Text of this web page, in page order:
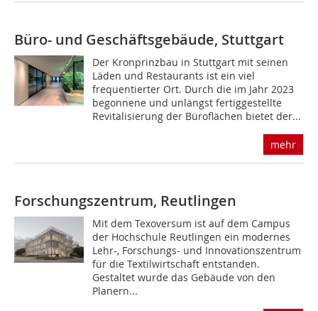
Büro- und Geschäftsgebäude, Stuttgart
Der Kronprinzbau in Stuttgart mit seinen
Läden und Restaurants ist ein viel
frequentierter Ort. Durch die im Jahr 2023
begonnene und unlängst fertiggestellte
Revitalisierung der Büroflächen bietet der...
mehr
Forschungszentrum, Reutlingen
Mit dem Texoversum ist auf dem Campus
der Hochschule Reutlingen ein modernes
Lehr-, Forschungs- und Innovationszentrum
für die Textilwirtschaft entstanden.
Gestaltet wurde das Gebäude von den
Planern...